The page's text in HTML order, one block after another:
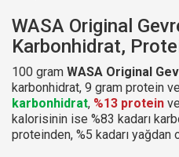
WASA Original
Karbonhidrat,
100 gram WASA Original
karbonhidrat, 9 gram protein
karbonhidrat, %13 protein ve
kalorisinin ise %83 kadarı
proteinden, %5 kadarı yağdan